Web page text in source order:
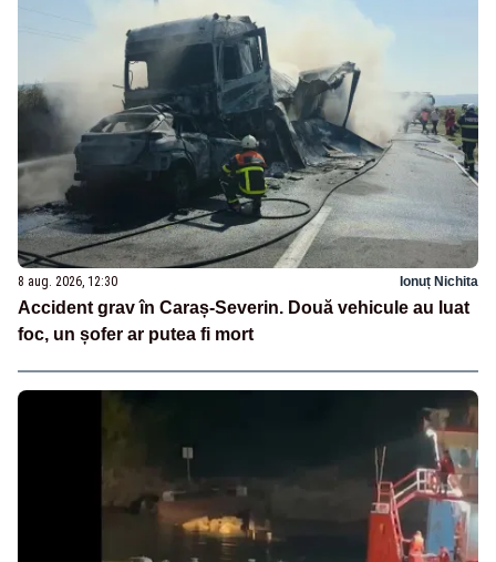
8 aug. 2026, 12:30 Ionuț Nichita
Accident grav în Caraș-Severin. Două vehicule au luat
foc, un șofer ar putea fi mort